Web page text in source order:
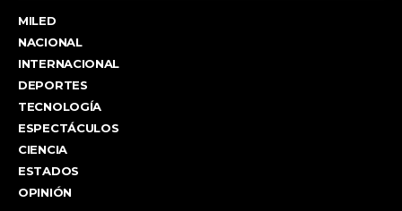
MILED
NACIONAL
INTERNACIONAL
DEPORTES
TECNOLOGÍA
ESPECTÁCULOS
CIENCIA
ESTADOS
OPINIÓN